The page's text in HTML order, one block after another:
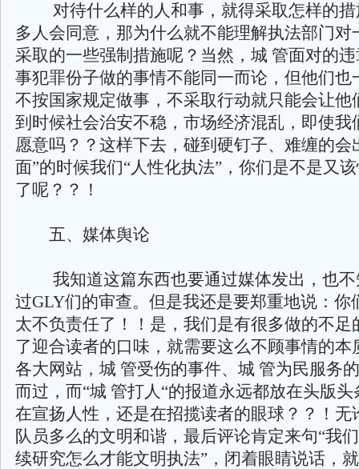
对待什么样的人和事，就得采取怎样的措
多人会同意，那为什么就不能理解执法部门对
采取的一些强制措施呢？当然，城 管面对的
事犯罪份子做的事情不能同一而论，但他们也
不按国家规定做事，不采取行动就只能会让他
到时候社会治安不稳，市场经济混乱，即使我
愿意吗？？这样下去，碰到硬钉子、难缠的会
面”的时候我们“人性化执法”，你们是不是又
了呢？？！
五、媒体舆论
我知道这篇东西也要通过媒体发出，也不
过GLY们的审查。但是我还是要郑重地说：你
太不负责任了！！是，我们是有很多做的不足
了迎合读者的口味，就需要这么不顾事情的本
各大网站，城 管受伤的事件、城 管为民服务
而过，而“城 管打人“的报道永远都放在头版
在宣扬人性，还是在招揽读者的眼球？？！无
队员多么的文明和谐，最后评论肯定来句“我
续研究怎么才能文明执法”，闭着眼睛说话，